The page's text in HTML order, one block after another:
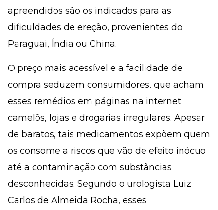
apreendidos são os indicados para as
dificuldades de ereção, provenientes do
Paraguai, Índia ou China.
O preço mais acessível e a facilidade de
compra seduzem consumidores, que acham
esses remédios em páginas na internet,
camelôs, lojas e drogarias irregulares. Apesar
de baratos, tais medicamentos expõem quem
os consome a riscos que vão de efeito inócuo
até a contaminação com substâncias
desconhecidas. Segundo o urologista Luiz
Carlos de Almeida Rocha, esses